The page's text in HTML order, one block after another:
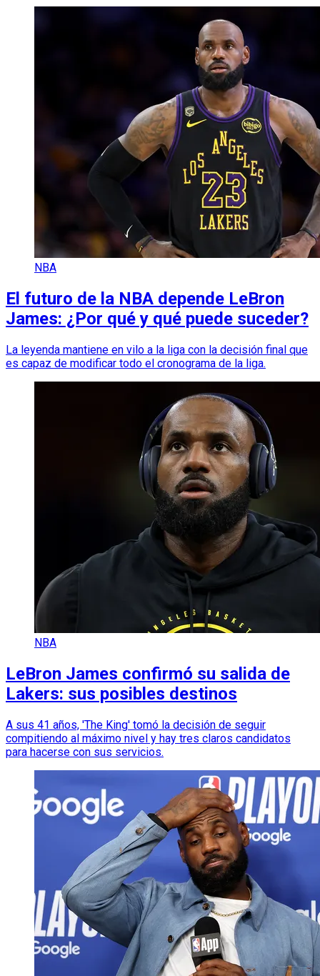
NBA
El futuro de la NBA depende LeBron
James: ¿Por qué y qué puede suceder?
La leyenda mantiene en vilo a la liga con la decisión final que
es capaz de modificar todo el cronograma de la liga.
NBA
LeBron James confirmó su salida de
Lakers: sus posibles destinos
A sus 41 años, 'The King' tomó la decisión de seguir
compitiendo al máximo nivel y hay tres claros candidatos
para hacerse con sus servicios.